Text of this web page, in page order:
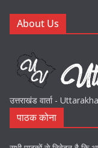
About Us
उत्तराखंड वार्ता -
पाठक कोना